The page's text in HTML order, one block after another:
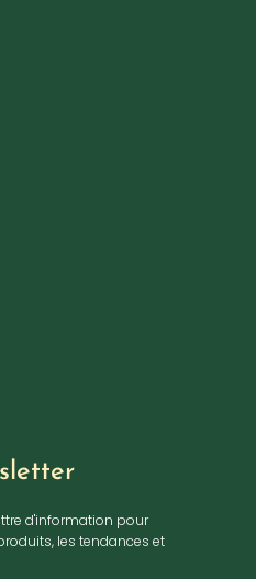
d'information pour
les tendances et